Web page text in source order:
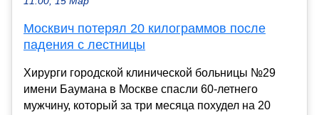
Москвич потерял 20 килограммов после
падения с лестницы
Хирурги городской клинической больницы №29
имени Баумана в Москве спасли 60-летнего
мужчину, который за три месяца похудел на 20